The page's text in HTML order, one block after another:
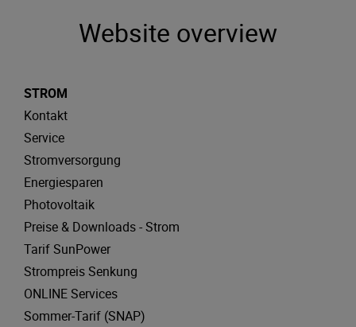
Website overview
STROM
Kontakt
Service
Stromversorgung
Energiesparen
Photovoltaik
Preise & Downloads - Strom
Tarif SunPower
Strompreis Senkung
ONLINE Services
Sommer-Tarif (SNAP)